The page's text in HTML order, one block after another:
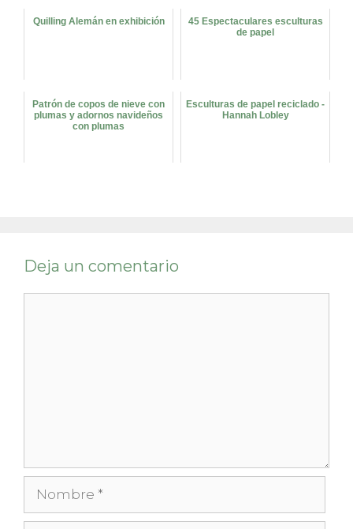
Quilling Alemán en exhibición
45 Espectaculares esculturas
de papel
Patrón de copos de nieve con
plumas y adornos navideños
con plumas
Esculturas de papel reciclado -
Hannah Lobley
Deja un comentario
Nombre